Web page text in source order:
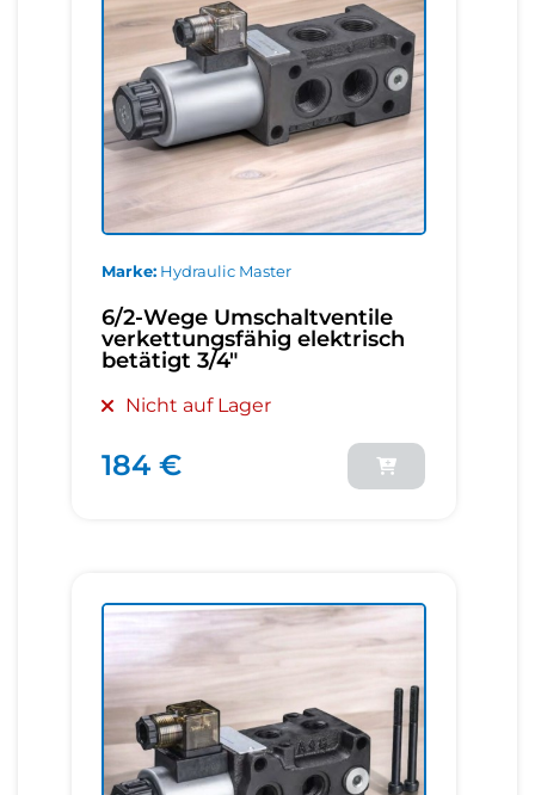
Marke Hydraulic Master
6/2-Wege Umschaltventile
verkettungsfähig elektrisch
betätigt 3/4"
Nicht auf Lager
184 €